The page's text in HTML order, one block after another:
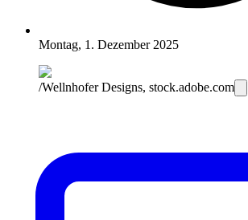
Montag, 1. Dezember 2025
/Wellnhofer Designs, stock.adobe.com